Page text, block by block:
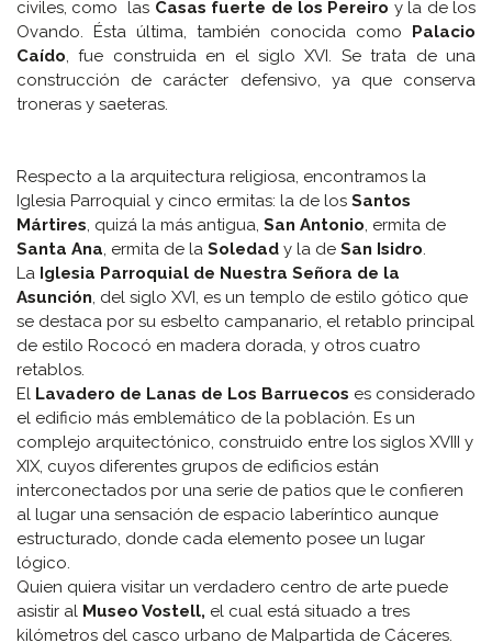
civiles, como las Casas fuerte de los Pereiro y la de los
Ovando. Ésta última, también conocida como Palacio
Caído, fue construida en el siglo XVI. Se trata de una
construcción de carácter defensivo, ya que conserva
troneras y saeteras.
Respecto a la arquitectura religiosa, encontramos la
Iglesia Parroquial y cinco ermitas: la de los Santos
Mártires, quizá la más antigua, San Antonio, ermita de
Santa Ana, ermita de la Soledad y la de San Isidro.
La Iglesia Parroquial de Nuestra Señora de la
Asunción, del siglo XVI, es un templo de estilo gótico que
se destaca por su esbelto campanario, el retablo principal
de estilo Rococó en madera dorada, y otros cuatro
retablos.
El Lavadero de Lanas de Los Barruecos es considerado
el edificio más emblemático de la población. Es un
complejo arquitectónico, construido entre los siglos XVIII y
XIX, cuyos diferentes grupos de edificios están
interconectados por una serie de patios que le confieren
al lugar una sensación de espacio laberíntico aunque
estructurado, donde cada elemento posee un lugar
lógico.
Quien quiera visitar un verdadero centro de arte puede
asistir al Museo Vostell, el cual está situado a tres
kilómetros del casco urbano de Malpartida de Cáceres.